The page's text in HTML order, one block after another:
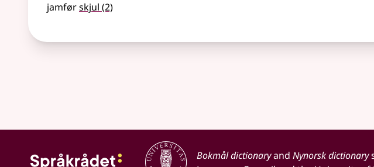
jamførskjul (2)
Bokmål dictionaryand Nynorsk dictionary